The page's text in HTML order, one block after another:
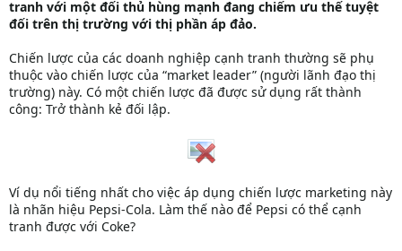
tranh với một đối thủ hùng mạnh đang chiếm ưu thế tuyệt
đối trên thị trường với thị phần áp đảo.
Chiến lược của các doanh nghiệp cạnh tranh thường sẽ phụ
thuộc vào chiến lược của “market leader” (người lãnh đạo thị
trường) này. Có một chiến lược đã được sử dụng rất thành
công: Trở thành kẻ đối lập.
Ví dụ nổi tiếng nhất cho việc áp dụng chiến lược marketing này
là nhãn hiệu Pepsi-Cola. Làm thế nào để Pepsi có thể cạnh
tranh được với Coke?